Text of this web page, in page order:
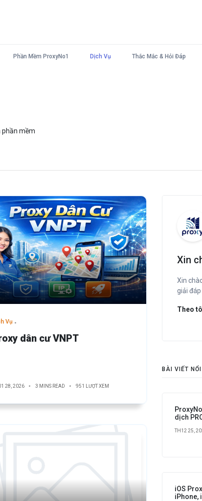
Phần Mềm ProxyNo1 Dịch Vụ Thắc Mắc & Hỏi Đáp
phần mềm
Vụ
dân cư VNPT
28, 2026 3 MINS READ 951 LƯỢT XEM
Xin
Xin
giải
Theo
BÀI VIẾT
dịch
tại Việt
TH12 25,
iOS
iPhone,